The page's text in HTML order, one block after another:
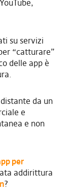
su servizi
“catturare”
delle app è
da un
e
e non
per
addirittura
?